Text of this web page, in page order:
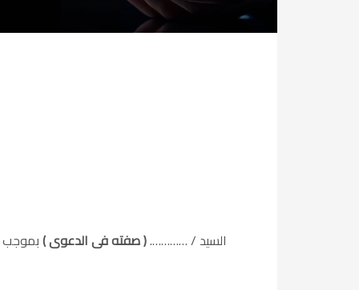
السيد / ………….( صفته فى الدعوى )